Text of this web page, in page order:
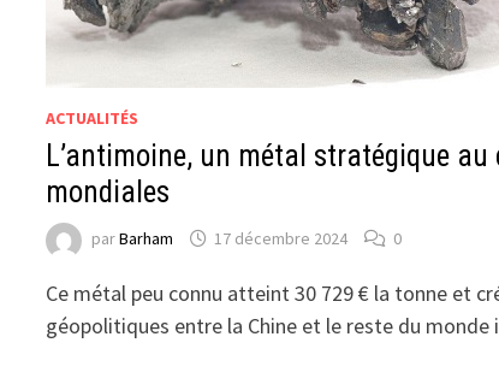
ACTUALITÉS
L’antimoine, un métal stratégique
mondiales
parBarham 17 décembre 2024 0
Ce métal peu connu atteint 30 729 € la tonne et
géopolitiques entre la Chine et le reste du